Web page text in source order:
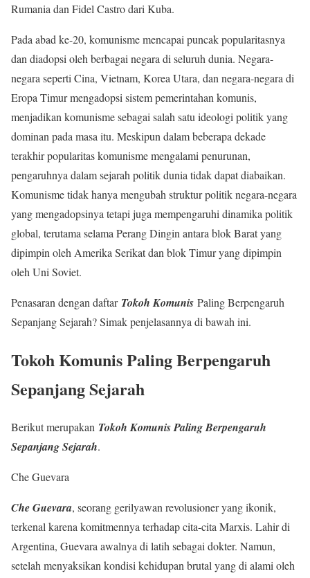
Rumania dan Fidel Castro dari Kuba.
Pada abad ke-20, komunisme mencapai puncak popularitasnya
dan diadopsi oleh berbagai negara di seluruh dunia. Negara-
negara seperti Cina, Vietnam, Korea Utara, dan negara-negara di
Eropa Timur mengadopsi sistem pemerintahan komunis,
menjadikan komunisme sebagai salah satu ideologi politik yang
dominan pada masa itu. Meskipun dalam beberapa dekade
terakhir popularitas komunisme mengalami penurunan,
pengaruhnya dalam sejarah politik dunia tidak dapat diabaikan.
Komunisme tidak hanya mengubah struktur politik negara-negara
yang mengadopsinya tetapi juga mempengaruhi dinamika politik
global, terutama selama Perang Dingin antara blok Barat yang
dipimpin oleh Amerika Serikat dan blok Timur yang dipimpin
oleh Uni Soviet.
Penasaran dengan daftarTokoh Komunis Paling Berpengaruh
Sepanjang Sejarah? Simak penjelasannya di bawah ini.
Tokoh Komunis Paling Berpengaruh
Sepanjang Sejarah
Berikut merupakan Tokoh Komunis Paling Berpengaruh
Sepanjang Sejarah.
Che Guevara
Che Guevara, seorang gerilyawan revolusioner yang ikonik,
terkenal karena komitmennya terhadap cita-cita Marxis. Lahir di
Argentina, Guevara awalnya di latih sebagai dokter. Namun,
setelah menyaksikan kondisi kehidupan brutal yang di alami oleh